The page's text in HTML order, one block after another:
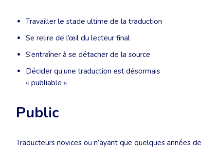
Travailler le stade ultime de la traduction
Se relire de l’œil du lecteur final
S’entraîner à se détacher de la source
Décider qu’une traduction est désormais
« publiable »
Public
Traducteurs novices ou n’ayant que quelques années de